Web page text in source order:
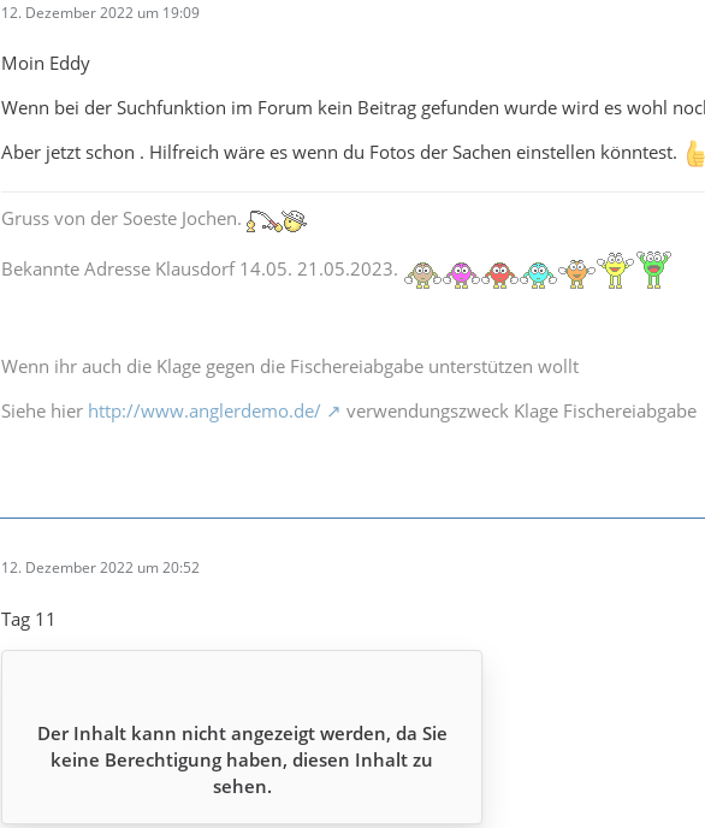
12. Dezember 2022 um 19:09
Moin Eddy
Wenn bei der Suchfunktion im Forum kein Beitrag gefunden wurde wird es wohl
Aber jetzt schon . Hilfreich wäre es wenn du Fotos der Sachen einstellen könntest.
Gruss von der Soeste Jochen.
Bekannte Adresse Klausdorf 14.05. 21.05.2023.
Wenn ihr auch die Klage gegen die Fischereiabgabe unterstützen wollt
Siehe hier http://www.anglerdemo.de/ verwendungszweck Klage Fischereiabgabe
12. Dezember 2022 um 20:52
Tag 11
Der Inhalt kann nicht angezeigt werden, da Sie
keine Berechtigung haben, diesen Inhalt zu
sehen.